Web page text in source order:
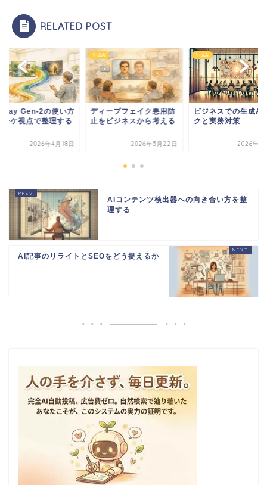
RELATED POST
ープフェイク悪用防
ビジネスから考える
2026年5月22日
生成AI
ビジネスでの生成AIリス
クと実務対策
2026年1月11日
生成AI
Runway Gen-2の使
をマーケ視点で整理
2026年4
AIコンテンツ検出器への向き合い方を整
理する
AI記事のリライトとSEOをどう捉えるか